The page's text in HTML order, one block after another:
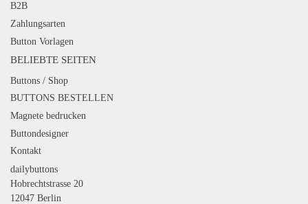
B2B
Zahlungsarten
Button Vorlagen
BELIEBTE SEITEN
Buttons / Shop
BUTTONS BESTELLEN
Magnete bedrucken
Buttondesigner
Kontakt
dailybuttons
Hobrechtstrasse 20
12047 Berlin